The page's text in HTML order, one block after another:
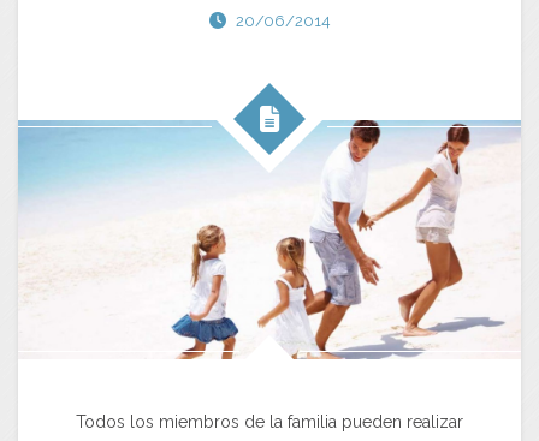
20/06/2014
Todos los miembros de la familia pueden realizar